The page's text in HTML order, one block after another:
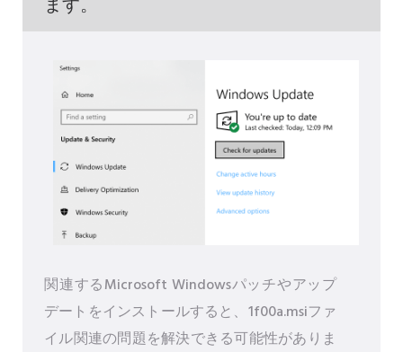
ます。
関連するMicrosoft Windowsパッチやアップ
デートをインストールすると、1f00a.msiファ
イル関連の問題を解決できる可能性がありま